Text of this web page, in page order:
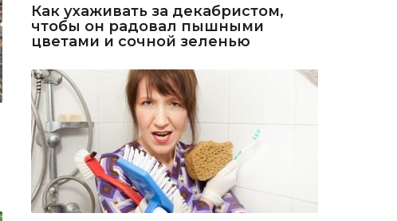
Как ухаживать за декабристом,
чтобы он радовал пышными
цветами и сочной зеленью